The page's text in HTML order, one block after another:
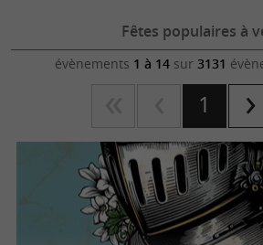
Fêtes populaires à
évènements 1 à 14sur 3131
1